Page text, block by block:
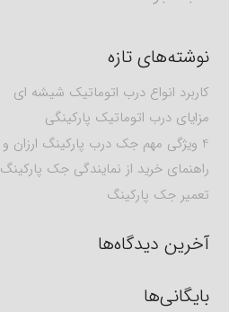
برای:
نوشته‌های تازه
کاربرد انواع درب اتوماتیک شیشه ای
مزایای درب اتوماتیک پارکینگی
4 ویژگی مهم جک درب پارکینگ ارزان و مناسب
راهنمای خرید از نمایندگی جک پارکینگ
تعمیر جک پارکینگ
آخرین دیدگاه‌ها
بایگانی‌ها